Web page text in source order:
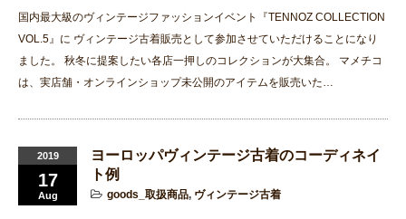
国内最大級のヴィンテージファッションイベント『TENNOZ COLLECTION
VOL.5』に ヴィンテージ古着販売として参加させていただけることになり
ました。 秋冬に提案したい各店一押しのコレクションが大集合。 マメチコ
は、実店舗・オンラインショップ未公開のアイテムを販売いた…
2019
17
Aug
ヨーロッパヴィンテージ古着のコーディネイ
ト例
goods_取扱商品, ヴィンテージ古着